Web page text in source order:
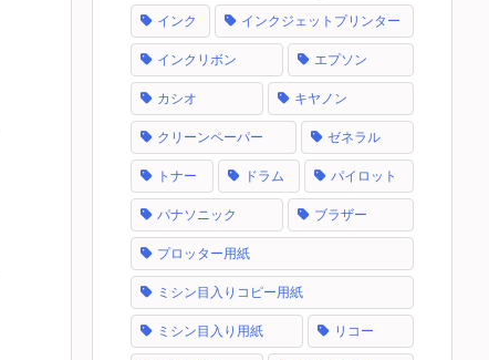
インク インクジェットプリンター
インクリボン エプソン
カシオ キヤノン
クリーンペーパー ゼネラル
トナー ドラム パイロット
パナソニック ブラザー
プロッター用紙
ミシン目入りコピー用紙
ミシン目入り用紙 リコー